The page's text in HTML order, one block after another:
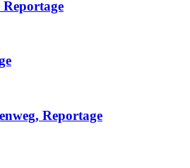
Reportage
Reportage